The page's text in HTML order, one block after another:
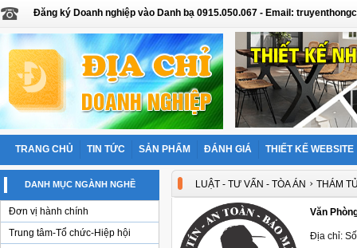
Đăng ký Doanh nghiệp vào Danh bạ 0915.050.067 - Email:
TRANG CHỦ TIN TỨC SẢN PHẨM ĐÁNH GIÁ THIẾT KẾ WEBSITE
DANH MỤC NGÀNH NGHỀ
Đơn vị hành chính
Trung tâm-Tổ chức-Hiệp hội
LUẬT - TƯ VẤN - TÒA ÁN › THÁM
Văn
Địa chỉ: